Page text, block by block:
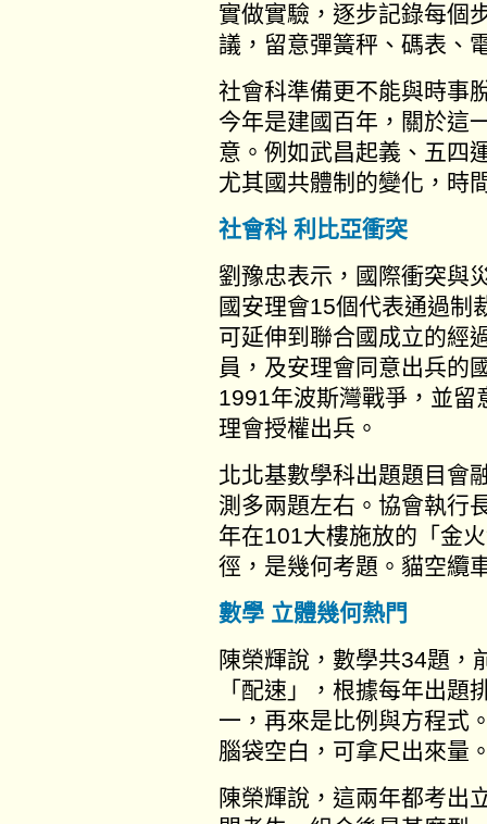
實做實驗，逐步記錄每個
議，留意彈簧秤、碼表、
社會科準備更不能與時事
今年是建國百年，關於這
意。例如武昌起義、五四
尤其國共體制的變化，時
社會科 利比亞衝突
劉豫忠表示，國際衝突與
國安理會15個代表通過制
可延伸到聯合國成立的經
員，及安理會同意出兵的
1991年波斯灣戰爭，並留
理會授權出兵。
北北基數學科出題題目會
測多兩題左右。協會執行
年在101大樓施放的「金
徑，是幾何考題。貓空纜
數學 立體幾何熱門
陳榮輝說，數學共34題，
「配速」，根據每年出題
一，再來是比例與方程式
腦袋空白，可拿尺出來量
陳榮輝說，這兩年都考出